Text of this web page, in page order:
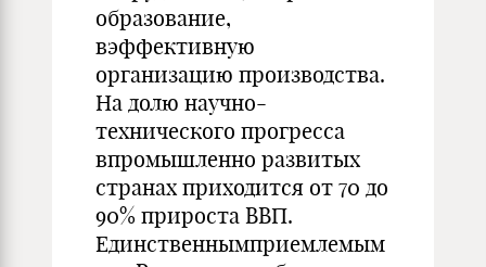
образование,
вэффективную
организацию производства.
На долю научно-
технического прогресса
впромышленно развитых
странах приходится от 70 до
90% прироста ВВП.
Единственнымприемлемым